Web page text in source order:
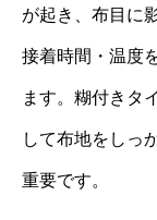
が起き、布目に
接着時間・温度
ます。糊付きタ
して布地をしっ
重要です。